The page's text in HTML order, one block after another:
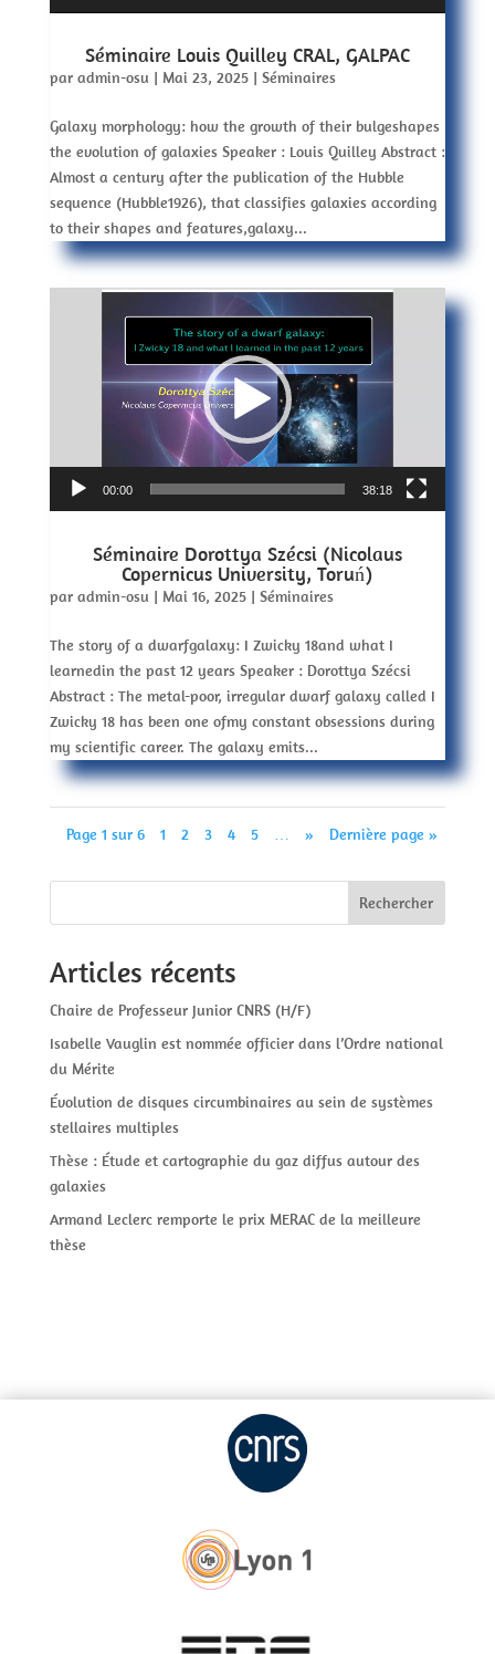
Séminaire Louis Quilley CRAL, GALPAC
par admin-osu | Mai 23, 2025| Séminaires
Galaxy morphology: how the growth of their bulgeshapes
the evolution of galaxies Speaker : Louis Quilley Abstract :
Almost a century after the publication of the Hubble
sequence (Hubble1926), that classifies galaxies according
to their shapes and features,galaxy...
00:00 38:18
Séminaire Dorottya Szécsi (Nicolaus
Copernicus University, Toruń)
par admin-osu | Mai 16, 2025| Séminaires
The story of a dwarfgalaxy: I Zwicky 18and what I
learnedin the past 12 years Speaker : Dorottya Szécsi
Abstract : The metal-poor, irregular dwarf galaxy called I
Zwicky 18 has been one ofmy constant obsessions during
my scientific career. The galaxy emits...
Page 1 sur 6 1 2 3 4 5 … » Dernière page »
Rechercher
Articles récents
Chaire de Professeur Junior CNRS (H/F)
Isabelle Vauglin est nommée officier dans l’Ordre national
du Mérite
Évolution de disques circumbinaires au sein de systèmes
stellaires multiples
Thèse : Étude et cartographie du gaz diffus autour des
galaxies
Armand Leclerc remporte le prix MERAC de la meilleure
thèse